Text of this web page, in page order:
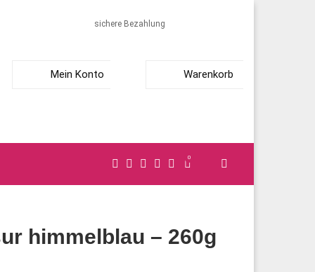
sichere Bezahlung
Mein Konto Warenkorb
0
himmelblau – 260g